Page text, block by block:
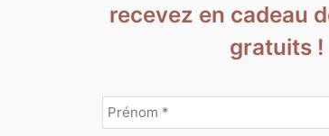
recevez en cadeau
gratuits !